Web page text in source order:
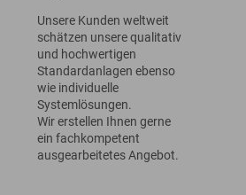
Unsere Kunden weltweit
schätzen unsere qualitativ
und hochwertigen
Standardanlagen ebenso
wie individuelle
Systemlösungen.
Wir erstellen Ihnen gerne
ein fachkompetent
ausgearbeitetes Angebot.